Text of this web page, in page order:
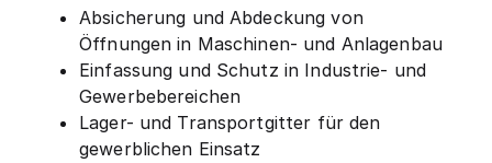
Absicherung und Abdeckung von
Öffnungen in Maschinen- und Anlagenbau
Einfassung und Schutz in Industrie- und
Gewerbebereichen
Lager- und Transportgitter für den
gewerblichen Einsatz